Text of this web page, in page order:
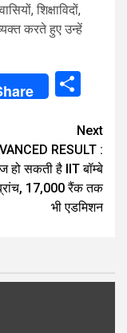
शिक्षाविदों,
करते हुए उन्हें
Next
RESULT :
हो सकती है IIT बॉम्बे
17,000 रैंक तक
भी एडमिशन